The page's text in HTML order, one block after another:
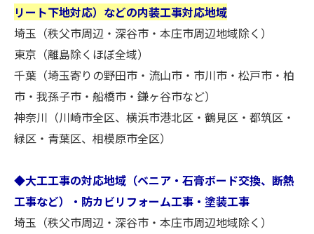
リート下地対応）などの内装工事対応地域
埼玉（秩父市周辺・深谷市・本庄市周辺地域除く）
東京（離島除くほぼ全域）
千葉（埼玉寄りの野田市・流山市・市川市・松戸市・柏
市・我孫子市・船橋市・鎌ヶ谷市など）
神奈川（川崎市全区、横浜市港北区・鶴見区・都筑区・
緑区・青葉区、相模原市全区）
◆大工工事の対応地域（ベニア・石膏ボード交換、断熱
工事など）・防カビリフォーム工事・塗装工事
埼玉（秩父市周辺・深谷市・本庄市周辺地域除く）